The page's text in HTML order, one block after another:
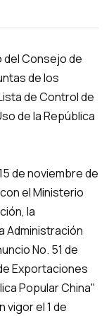
del Consejo de
de los
de Control de
de la República
de noviembre de
el Ministerio
la
Administración
No. 51 de
Exportaciones
Popular China"
vigor el 1 de